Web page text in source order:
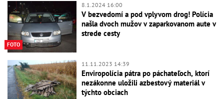
FOTO
8.1.2024 16:00
V bezvedomí a pod vplyvom drog! Polícia
našla dvoch mužov v zaparkovanom aute v
strede cesty
11.11.2023 14:39
Enviropolícia pátra po páchateľoch, ktorí
nezákonne uložili azbestový materiál v
týchto obciach